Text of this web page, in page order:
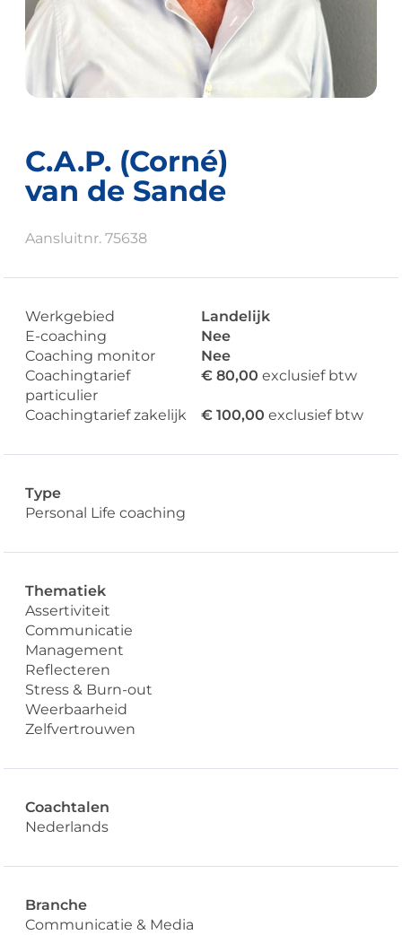
C.A.P. (Corné)
van de Sande
Aansluitnr. 75638
Werkgebied
Landelijk
E-coaching
Nee
Coaching monitor
Nee
Coachingtarief
particulier
€ 80,00 exclusief btw
Coachingtarief zakelijk € 100,00 exclusief btw
Type
Personal Life coaching
Thematiek
Assertiviteit
Communicatie
Management
Reflecteren
Stress & Burn-out
Weerbaarheid
Zelfvertrouwen
Coachtalen
Nederlands
Branche
Communicatie & Media